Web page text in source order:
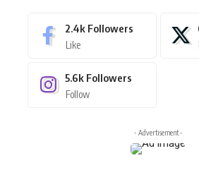
2.4k Followers
Like
5.6k Followers
Follow
- Advertisement -